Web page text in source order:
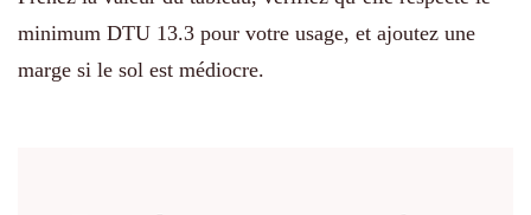
minimum DTU 13.3 pour votre usage, et ajoutez une
marge si le sol est médiocre.